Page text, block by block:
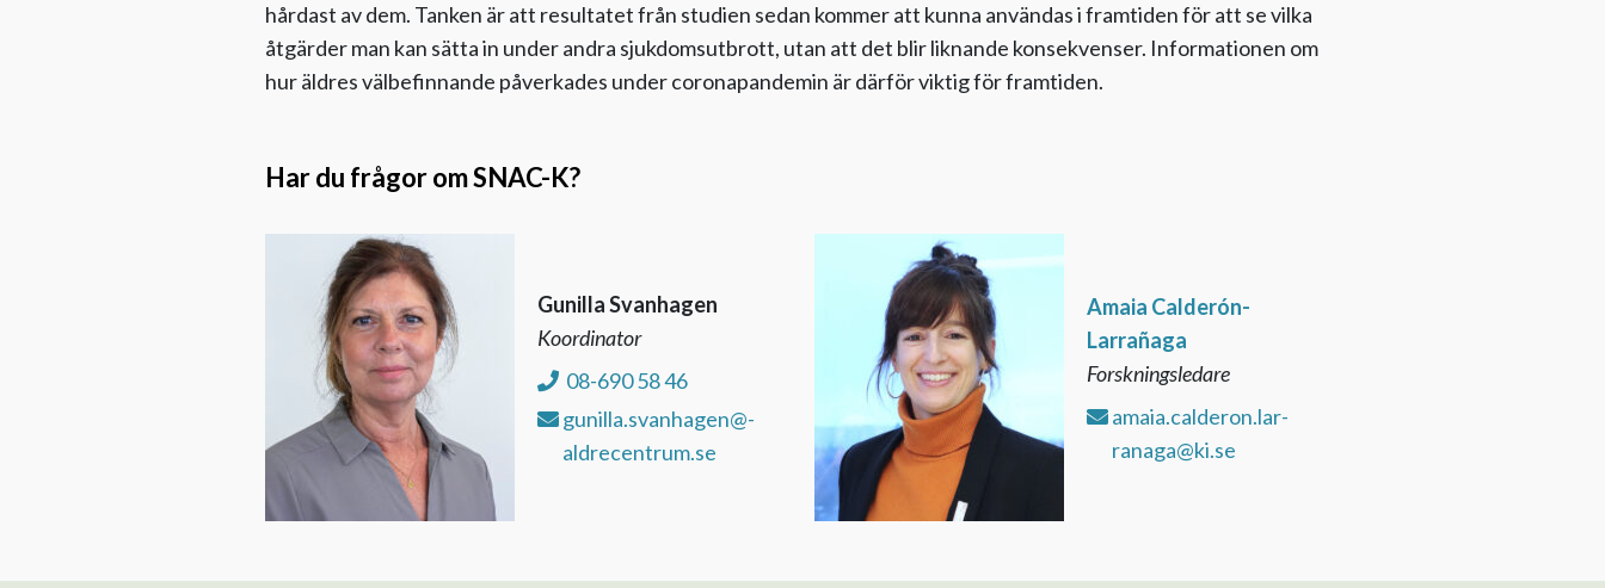
hårdast av dem. Tanken är att resultatet från studien sedan kommer att kunna användas i framtiden för att se vilka
åtgärder man kan sätta in under andra sjukdomsutbrott, utan att det blir liknande konsekvenser. Informationen om
hur äldres välbefinnande påverkades under coronapandemin är därför viktig för framtiden.
Har du frågor om SNAC-K?
Gunilla Svanhagen
Koordinator
08-690 58 46
gunilla.svanhagen@-
aldrecentrum.se
Amaia Calderón-
Larrañaga
Forskningsledare
amaia.calderon.lar-
ranaga@ki.se